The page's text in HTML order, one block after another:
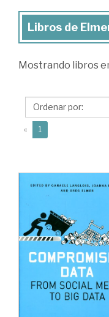
Libros
Elmer,
Libros de
Mostrando libros
« 1